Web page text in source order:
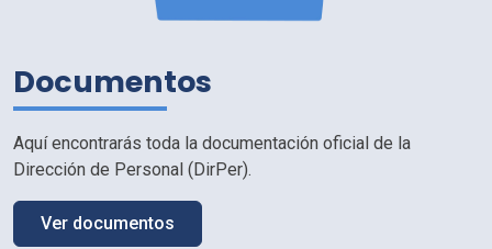
Documentos
Aquí encontrarás toda la documentación oficial de la
Dirección de Personal ( DirPer).
Ver documentos